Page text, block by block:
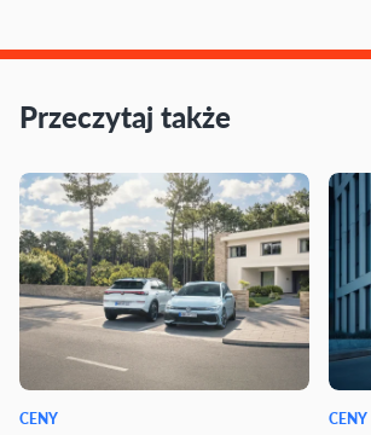
Przeczytaj także
CENY CENY